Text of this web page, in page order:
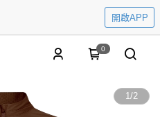
開啟APP
0
1/2